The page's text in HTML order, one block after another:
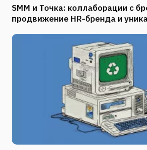
SMM и Точка: коллаборации с
продвижение HR-бренда и